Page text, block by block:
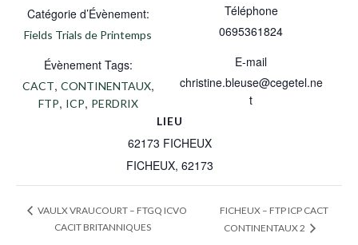
Catégorie d’Évènement:
Fields Trials de Printemps
Évènement Tags:
CACT, CONTINENTAUX,
FTP, ICP, PERDRIX
LIEU
62173 FICHEUX
FICHEUX, 62173
Téléphone
0695361824
E-mail
christine.bleuse@cegetel.ne
t
VAULX VRAUCOURT – FTGQ ICVO
CACIT BRITANNIQUES
FICHEUX – FTP ICP CACT
CONTINENTAUX 2